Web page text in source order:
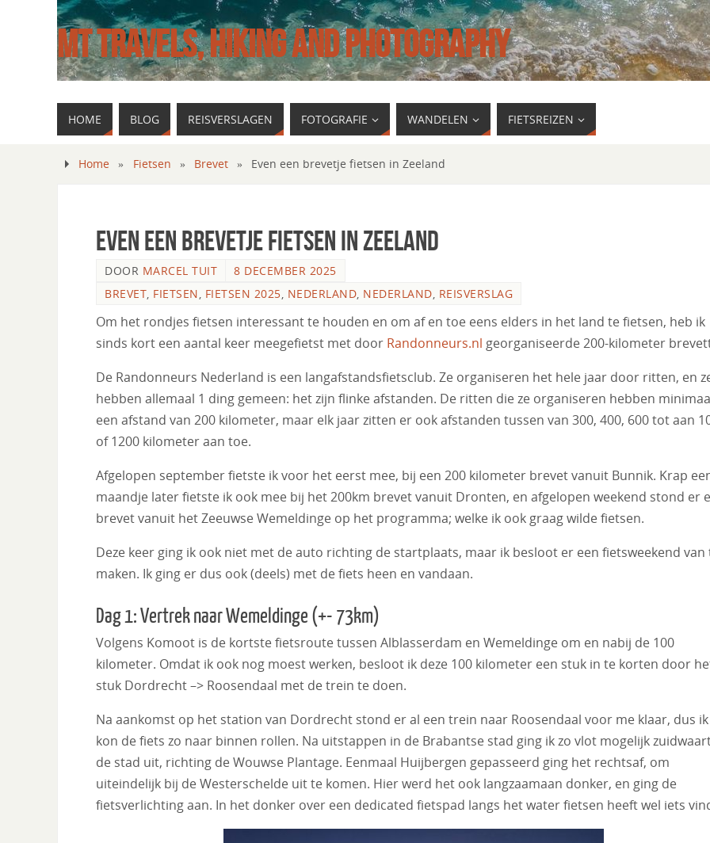
MT TRAVELS, HIKING AND PHOTOGRAPHY
HOME BLOG REISVERSLAGEN FOTOGRAFIE WANDELEN FIETSREIZEN
Home » Fietsen » Brevet » Even een brevetje fietsen in Zeeland
Even een brevetje fietsen in Zeeland
DOOR MARCEL TUIT
8 DECEMBER 2025
BREVET, FIETSEN, FIETSEN 2025, NEDERLAND, NEDERLAND, REISVERSLAG
Om het rondjes fietsen interessant te houden en om af en toe eens elders in het land te fietsen, heb ik
sinds kort een aantal keer meegefietst met door Randonneurs.nl georganiseerde 200-kilometer
De Randonneurs Nederland is een langafstandsfietsclub. Ze organiseren het hele jaar door ritten, en
hebben allemaal 1 ding gemeen: het zijn flinke afstanden. De ritten die ze organiseren hebben
een afstand van 200 kilometer, maar elk jaar zitten er ook afstanden tussen van 300, 400, 600 tot aan
of 1200 kilometer aan toe.
Afgelopen september fietste ik voor het eerst mee, bij een 200 kilometer brevet vanuit Bunnik. Krap
maandje later fietste ik ook mee bij het 200km brevet vanuit Dronten, en afgelopen weekend stond er
brevet vanuit het Zeeuwse Wemeldinge op het programma; welke ik ook graag wilde fietsen.
Deze keer ging ik ook niet met de auto richting de startplaats, maar ik besloot er een fietsweekend van
maken. Ik ging er dus ook (deels) met de fiets heen en vandaan.
Dag 1: Vertrek naar Wemeldinge (+- 73km)
Volgens Komoot is de kortste fietsroute tussen Alblasserdam en Wemeldinge om en nabij de 100
kilometer. Omdat ik ook nog moest werken, besloot ik deze 100 kilometer een stuk in te korten door
stuk Dordrecht –> Roosendaal met de trein te doen.
Na aankomst op het station van Dordrecht stond er al een trein naar Roosendaal voor me klaar, dus ik
kon de fiets zo naar binnen rollen. Na uitstappen in de Brabantse stad ging ik zo vlot mogelijk
de stad uit, richting de Wouwse Plantage. Eenmaal Huijbergen gepasseerd ging het rechtsaf, om
uiteindelijk bij de Westerschelde uit te komen. Hier werd het ook langzaamaan donker, en ging de
fietsverlichting aan. In het donker over een dedicated fietspad langs het water fietsen heeft wel iets